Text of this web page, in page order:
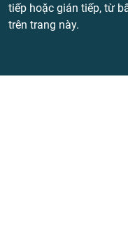
tiếp hoặc gián tiếp, từ
trên trang này.